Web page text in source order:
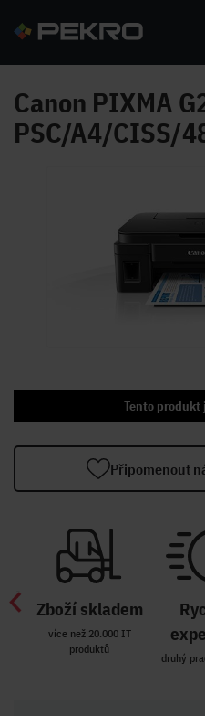
Canon PIXMA
PSC/A4/CISS/
Tento
Připomenout
Zboží skladem
více než 20.000 IT
produktů
druhý